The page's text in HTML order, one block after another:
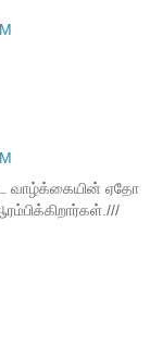
வாழ்க்கையின் ஏதோ